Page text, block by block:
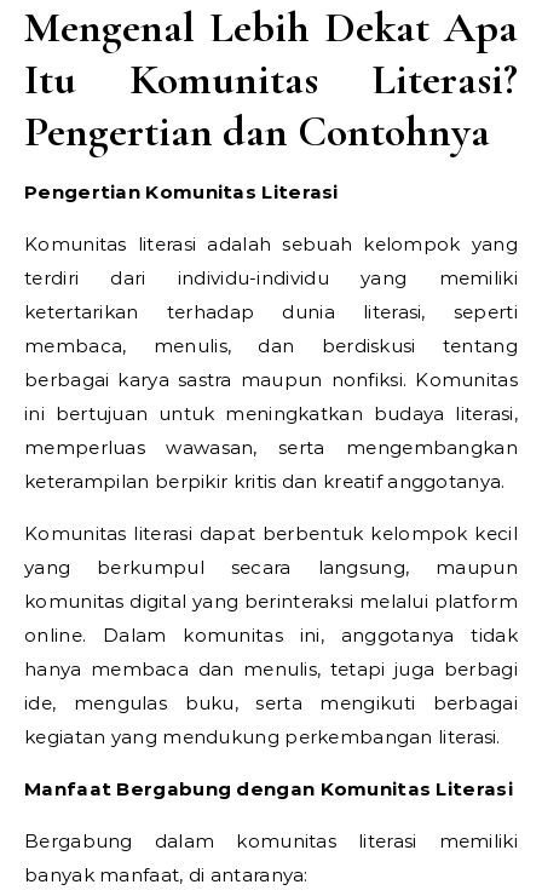
Mengenal Lebih Dekat Apa
Itu Komunitas Literasi?
Pengertian dan Contohnya
Pengertian Komunitas Literasi
Komunitas literasi adalah sebuah kelompok yang
terdiri dari individu-individu yang memiliki
ketertarikan terhadap dunia literasi, seperti
membaca, menulis, dan berdiskusi tentang
berbagai karya sastra maupun nonfiksi. Komunitas
ini bertujuan untuk meningkatkan budaya literasi,
memperluas wawasan, serta mengembangkan
keterampilan berpikir kritis dan kreatif anggotanya.
Komunitas literasi dapat berbentuk kelompok kecil
yang berkumpul secara langsung, maupun
komunitas digital yang berinteraksi melalui platform
online. Dalam komunitas ini, anggotanya tidak
hanya membaca dan menulis, tetapi juga berbagi
ide, mengulas buku, serta mengikuti berbagai
kegiatan yang mendukung perkembangan literasi.
Manfaat Bergabung dengan Komunitas Literasi
Bergabung dalam komunitas literasi memiliki
banyak manfaat, di antaranya: